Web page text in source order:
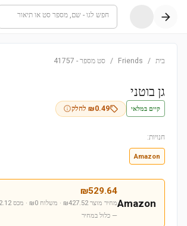
חפש לגו - שם, מספר סט או תיאור
בית /
Friends
/ סט מספר -
41757
גן בוטני
קיים במלאי ₪0.49 לחלק
חנויות:
Amazon
Amazon
₪529.64
מחיר מוצר ₪427.52 · משלוח ₪0 · מכס ₪102.12
— כלול במחיר